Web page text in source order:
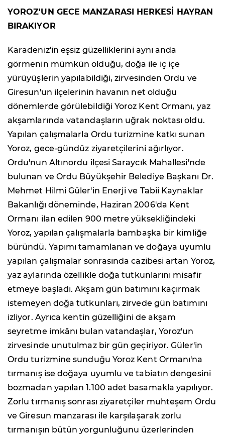
YOROZ'UN GECE MANZARASI HERKESİ HAYRAN
BIRAKIYOR
Karadeniz'in eşsiz güzelliklerini aynı anda
görmenin mümkün olduğu, doğa ile iç içe
yürüyüşlerin yapılabildiği, zirvesinden Ordu ve
Giresun'un ilçelerinin havanın net olduğu
dönemlerde görülebildiği Yoroz Kent Ormanı, yaz
akşamlarında vatandaşların uğrak noktası oldu.
Yapılan çalışmalarla Ordu turizmine katkı sunan
Yoroz, gece-gündüz ziyaretçilerini ağırlıyor.
Ordu'nun Altınordu ilçesi Saraycık Mahallesi'nde
bulunan ve Ordu Büyükşehir Belediye Başkanı Dr.
Mehmet Hilmi Güler'in Enerji ve Tabii Kaynaklar
Bakanlığı döneminde, Haziran 2006'da Kent
Ormanı ilan edilen 900 metre yüksekliğindeki
Yoroz, yapılan çalışmalarla bambaşka bir kimliğe
büründü. Yapımı tamamlanan ve doğaya uyumlu
yapılan çalışmalar sonrasında cazibesi artan Yoroz,
yaz aylarında özellikle doğa tutkunlarını misafir
etmeye başladı. Akşam gün batımını kaçırmak
istemeyen doğa tutkunları, zirvede gün batımını
izliyor. Ayrıca kentin güzelliğini de akşam
seyretme imkânı bulan vatandaşlar, Yoroz'un
zirvesinde unutulmaz bir gün geçiriyor. Güler'in
Ordu turizmine sunduğu Yoroz Kent Ormanı'na
tırmanış ise doğaya uyumlu ve tabiatın dengesini
bozmadan yapılan 1.100 adet basamakla yapılıyor.
Zorlu tırmanış sonrası ziyaretçiler muhteşem Ordu
ve Giresun manzarası ile karşılaşarak zorlu
tırmanışın bütün yorgunluğunu üzerlerinden